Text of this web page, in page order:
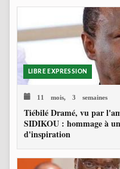
LIBRE EXPRESSION
11 mois, 3 semaines
Tiébilé Dramé, vu par
SIDIKOU : hommage à
d'inspiration